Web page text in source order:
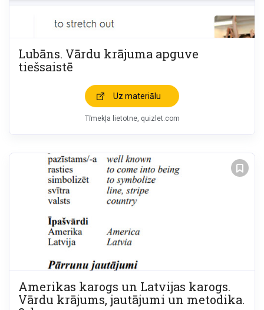
Lubāns. Vārdu krājuma apguve
tiešsaistē
Uz materiālu
Tīmekļa lietotne, quizlet.com
Amerikas karogs un Latvijas karogs.
Vārdu krājums, jautājumi un metodika.